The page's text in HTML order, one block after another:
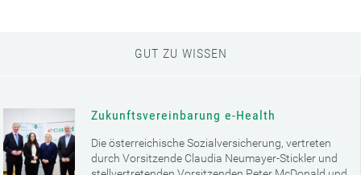
GUT ZU WISSEN
Zukunftsvereinbarung e-Health
Die österreichische Sozialversicherung, vertreten
durch Vorsitzende Claudia Neumayer-Stickler und